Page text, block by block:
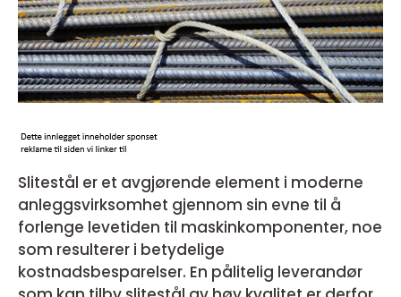
Slitestål er et avgjørende element i moderne
anleggsvirksomhet gjennom sin evne til å
forlenge levetiden til maskinkomponenter, noe
som resulterer i betydelige
kostnadsbesparelser. En pålitelig leverandør